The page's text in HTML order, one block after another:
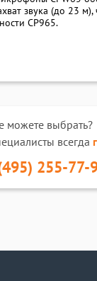
звука (до 23 м),
CP965.
можете выбрать?
всегда
255-77-